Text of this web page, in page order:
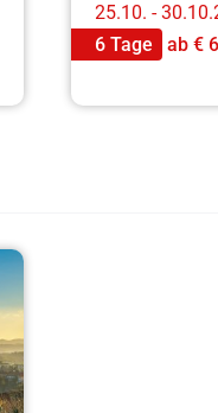
25.10. -
6 Tage
ab €